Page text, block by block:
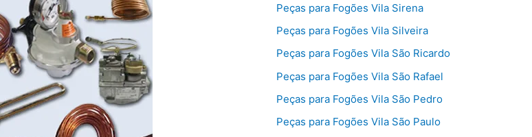
Peças para Fogões Vila Sirena
Peças para Fogões Vila Silveira
Peças para Fogões Vila São Ricardo
Peças para Fogões Vila São Rafael
Peças para Fogões Vila São Pedro
Peças para Fogões Vila São Paulo